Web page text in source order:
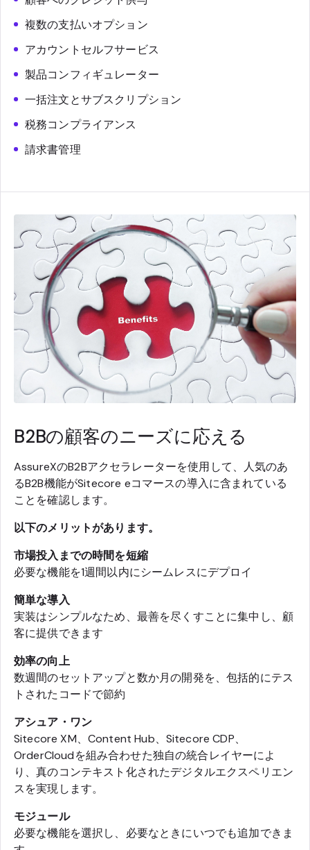
複数の支払いオプション
アカウントセルフサービス
製品コンフィギュレーター
一括注文とサブスクリプション
税務コンプライアンス
請求書管理
B2Bの顧客のニーズに応える
AssureXのB2Bアクセラレーターを使用して、人気のあ
るB2B機能がSitecore eコマースの導入に含まれている
ことを確認します。
以下のメリットがあります。
市場投入までの時間を短縮
必要な機能を1週間以内にシームレスにデプロイ
簡単な導入
実装はシンプルなため、最善を尽くすことに集中し、顧
客に提供できます
効率の向上
数週間のセットアップと数か月の開発を、包括的にテス
トされたコードで節約
アシュア・ワン
Sitecore XM、Content Hub、Sitecore CDP、
OrderCloudを組み合わせた独自の統合レイヤーによ
り、真のコンテキスト化されたデジタルエクスペリエン
スを実現します。
モジュール
必要な機能を選択し、必要なときにいつでも追加できま